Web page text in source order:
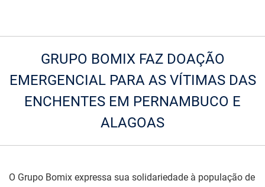
GRUPO BOMIX FAZ DOAÇÃO
EMERGENCIAL PARA AS VÍTIMAS DAS
ENCHENTES EM PERNAMBUCO E
ALAGOAS
O Grupo Bomix expressa sua solidariedade à população de